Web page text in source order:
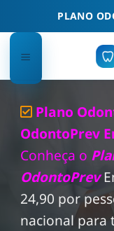
PLANO
Plano
OdontoPrev
Conheça o
OdontoPrev
24,90 por
nacional para